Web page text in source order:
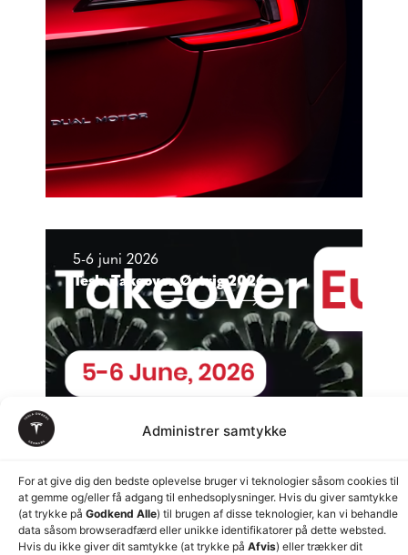
Administrer samtykke
For at give dig den bedste oplevelse bruger vi teknologier såsom cookies til
at gemme og/eller få adgang til enhedsoplysninger. Hvis du giver samtykke
(at trykke på Godkend Alle) til brugen af disse teknologier, kan vi behandle
data såsom browseradfærd eller unikke identifikatorer på dette websted.
Hvis du ikke giver dit samtykke (at trykke på Afvis) eller trækker dit
5-6 juni 2026
Tesla Takeover Østrig 2026